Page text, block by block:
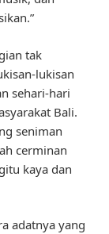
tak
lukisan
sehari-hari
Bali.
seniman
cerminan
kaya dan
adatnya yang